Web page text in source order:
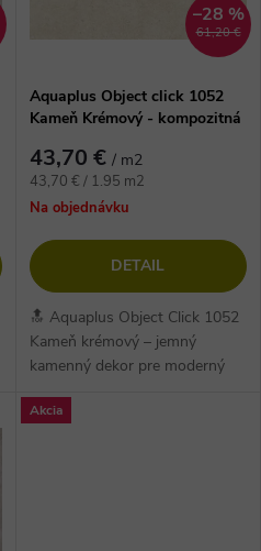
61,20 €
–28 %
Aquaplus Object click 1052
Kameň Krémový - kompozitná
43,70 € / m2
Jednotková
cena:
43,70 € / 1.95 m2
Na objednávku
DETAIL
🔝 Aquaplus Object Click 1052
Kameň krémový – jemný
kamenný dekor pre moderný
podlaha v krémovom
Akcia